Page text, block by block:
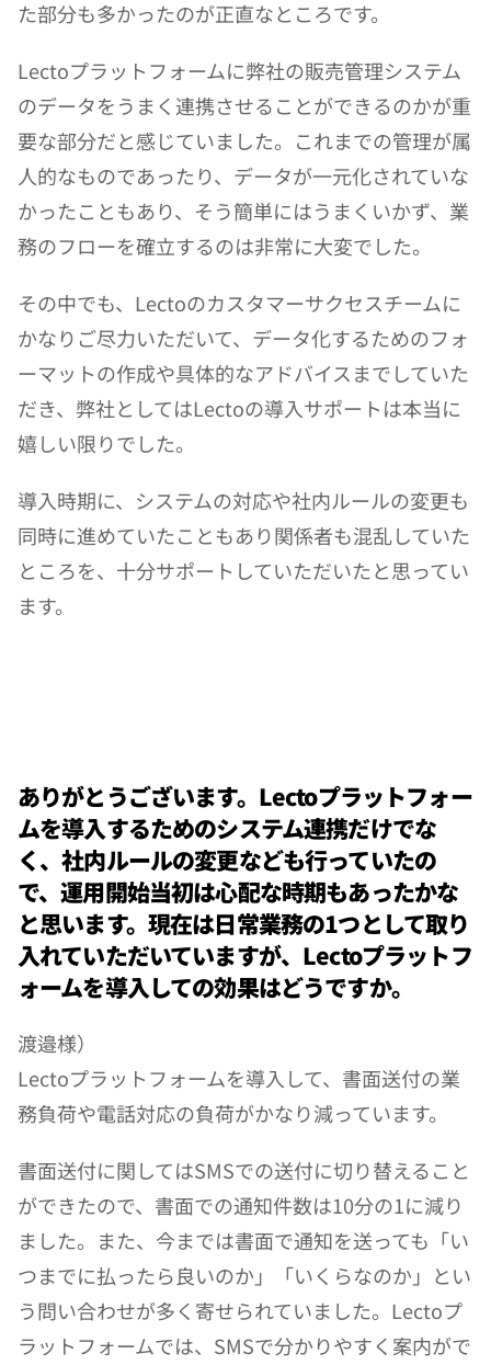
た部分も多かったのが正直なところです。
Lectoプラットフォームに弊社の販売管理システム
のデータをうまく連携させることができるのかが重
要な部分だと感じていました。これまでの管理が属
人的なものであったり、データが一元化されていな
かったこともあり、そう簡単にはうまくいかず、業
務のフローを確立するのは非常に大変でした。
その中でも、Lectoのカスタマーサクセスチームに
かなりご尽力いただいて、データ化するためのフォ
ーマットの作成や具体的なアドバイスまでしていた
だき、弊社としてはLectoの導入サポートは本当に
嬉しい限りでした。
導入時期に、システムの対応や社内ルールの変更も
同時に進めていたこともあり関係者も混乱していた
ところを、十分サポートしていただいたと思ってい
ます。
ありがとうございます。Lectoプラットフォー
ムを導入するためのシステム連携だけでな
く、社内ルールの変更なども行っていたの
で、運用開始当初は心配な時期もあったかな
と思います。現在は日常業務の1つとして取り
入れていただいていますが、Lectoプラットフ
ォームを導入しての効果はどうですか。
渡邉様）
Lectoプラットフォームを導入して、書面送付の業
務負荷や電話対応の負荷がかなり減っています。
書面送付に関してはSMSでの送付に切り替えること
ができたので、書面での通知件数は10分の1に減り
ました。また、今までは書面で通知を送っても「い
つまでに払ったら良いのか」「いくらなのか」とい
う問い合わせが多く寄せられていました。Lectoプ
ラットフォームでは、SMSで分かりやすく案内がで